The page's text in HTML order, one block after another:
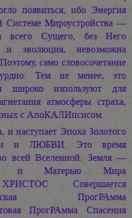
появиться, ибо Энергия
Мироустройства —
всего Сущего, без Него
и эволюция, невозможна
само словосочетание
Тем не менее, это
широко изпользуют для
атмосферы страха,
с АпоКАЛИпсисом.
и наступает Эпоха Золотого
и ЛЮБВИ. Это время
всей Вселенной. Земля —
и Матерью Мира
Совершается
ПрогРАмма
ПрогРАмма Спасения